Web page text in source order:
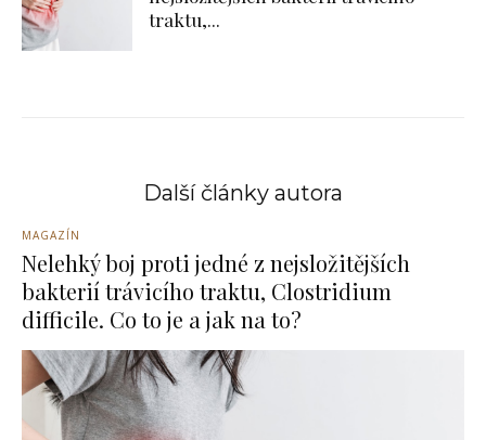
traktu,...
Další články autora
MAGAZÍN
Nelehký boj proti jedné z nejsložitějších
bakterií trávicího traktu, Clostridium
difficile. Co to je a jak na to?